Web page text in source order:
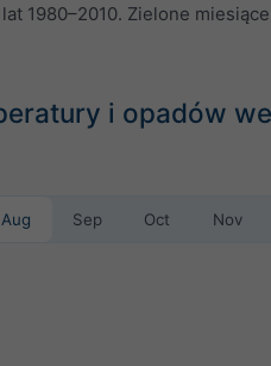
1980–2010. Zielone
i opadów
Aug Sep Oct Nov